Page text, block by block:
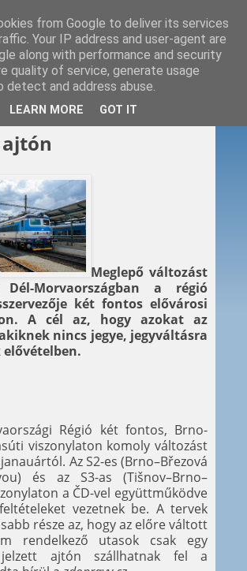
felszállás csak a
Meglepő változást
Morvaországban a régió
két fontos elővárosi
A cél az, hogy azokat az
nincs jegye, jegyváltásra
elővételben.
Régió két fontos, Brno-
viszonylaton komoly változást
Az S2-es (Brno–Březová
és az S3-as (Tišnov–Brno–
a ČD-vel együttműködve
vezetnek be. A tervek
része az, hogy az előre váltott
rendelkező utasok csak egy
jelzett ajtón szállhatnak fel a
from Google to deliver its services
Your IP address and user-agent are
along with performance and security
quality of service, generate usage
and address abuse.
LEARN MORE GOT IT